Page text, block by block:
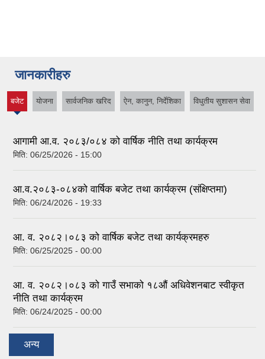
जानकारीहरु
बजेट योजना सार्वजनिक खरिद ऐन, कानुन, निर्देशिका विधुतीय सुशासन सेवा
आगामी आ.व. २०८३/०८४ को वार्षिक नीति तथा कार्यक्रम
मिति: 06/25/2026 - 15:00
आ.व.२०८३-०८४को वार्षिक बजेट तथा कार्यक्रम (संक्षिप्तमा)
मिति: 06/24/2026 - 19:33
आ. व. २०८२।०८३ को वार्षिक बजेट तथा कार्यक्रमहरु
मिति: 06/25/2025 - 00:00
आ. व. २०८२।०८३ को गाउँ सभाको १८औं अधिवेशनबाट स्वीकृत
नीति तथा कार्यक्रम
मिति: 06/24/2025 - 00:00
अन्य